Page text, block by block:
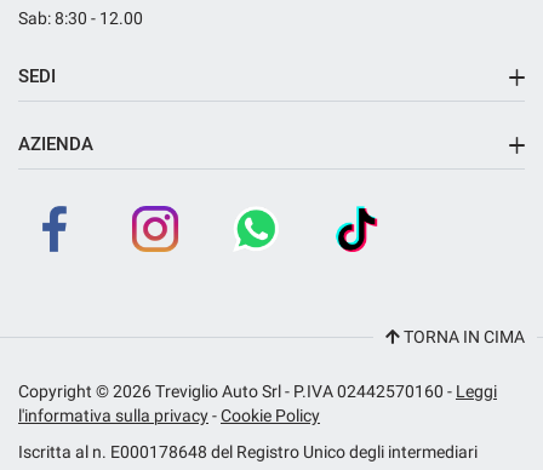
Sab: 8:30 - 12.00
SEDI
AZIENDA
Contatti
TORNA IN CIMA
Copyright © 2026 Treviglio Auto Srl - P.IVA 02442570160 - Leggi
l'informativa sulla privacy-Cookie Policy
Iscritta al n. E000178648 del Registro Unico degli intermediari